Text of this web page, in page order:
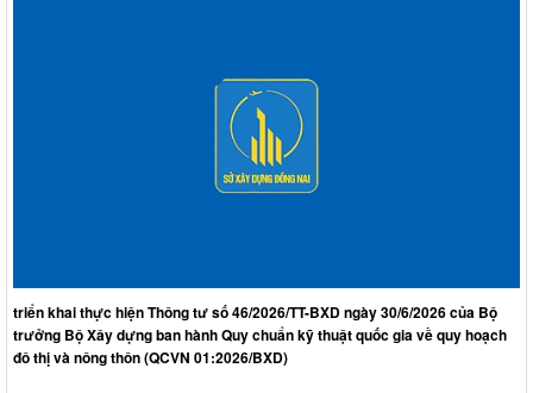
triển khai thực hiện Thông tư số 46/2026/TT-BXD ngày 30/6/2026 của Bộ
trưởng Bộ Xây dựng ban hành Quy chuẩn kỹ thuật quốc gia về quy hoạch
đô thị và nông thôn (QCVN 01:2026/BXD)